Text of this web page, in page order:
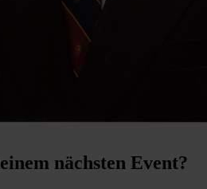
nächsten Event?